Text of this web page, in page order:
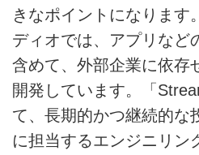
きなポイントになります
ディオでは、アプリなど
含めて、外部企業に依存
開発しています。「
て、長期的かつ継続的な
に担当するエンジニリン